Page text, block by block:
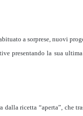
a sorprese, nuovi
presentando la sua
ricetta “aperta”, che